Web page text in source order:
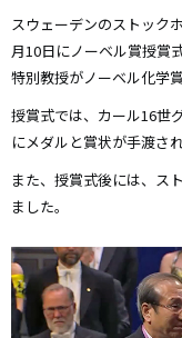
スウェーデンのストック
月10日にノーベル賞授賞
特別教授がノーベル化学
授賞式では、カール16世
にメダルと賞状が手渡され
また、授賞式後には、ス
ました。